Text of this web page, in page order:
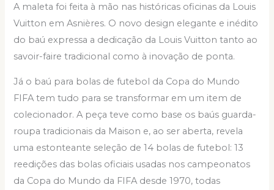
A maleta foi feita à mão nas históricas oficinas da Louis
Vuitton em Asnières. O novo design elegante e inédito
do baú expressa a dedicação da Louis Vuitton tanto ao
savoir-faire tradicional como à inovação de ponta.
Já o baú para bolas de futebol da Copa do Mundo
FIFA tem tudo para se transformar em um item de
colecionador. A peça teve como base os baús guarda-
roupa tradicionais da Maison e, ao ser aberta, revela
uma estonteante seleção de 14 bolas de futebol: 13
reedições das bolas oficiais usadas nos campeonatos
da Copa do Mundo da FIFA desde 1970, todas